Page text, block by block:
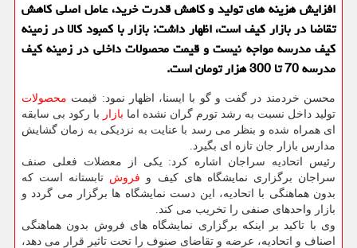
افزایش هزینه های تولید و كاهش قدرت خرید، عامل اصلی كاهش
تقاضا در بازار كیف است، اظهار داشت: بازار با كمبود كالا در زمینه
كیف مدرسه مواجه نیست و قیمت محصولات داخلی در زمینه كیف
مدرسه 70 تا 300 هزار تومان است.
محسن خردمند در گفت و گو با ایسنا، اظهار نمود: قیمت محصولات
تولید داخل نسبت به رشد تورم گران نشده اما بازار با ركود بی سابقه
ای همراه شده و بنظر می رسد با عنایت به نزدیكی به زمان گشایش
مدارس بازار جان تازه ای بگیرد.
رئیس اتحادیه سراجان اشاره كرد: یكی از معضلات فعلی صنف
سراجان برگزاری نمایشگاه های كیف و فروش تابستانه است كه
بدون هماهنگی با اتحادیه، این دست نمایشگاه ها برگزار می گردد و
بازار واحدهای صنفی را تخریب می كند.
وی با تاكید بر اینكه برگزاری نمایشگاه های فروش بدون هماهنگی
اصناف و اتحادیه، عرضه و تقاضای صنوف را تحت تاثیر قرار می دهد،